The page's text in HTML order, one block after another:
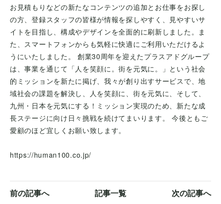
お見積もりなどの新たなコンテンツの追加とお仕事をお探し
の方、登録スタッフの皆様が情報を探しやすく、見やすいサ
イトを目指し、構成やデザインを全面的に刷新しました。ま
た、スマートフォンからも気軽に快適にご利用いただけるよ
うにいたしました。 創業30周年を迎えたプラスアドグループ
は、事業を通じて「人を笑顔に。街を元気に。」という社会
的ミッションを新たに掲げ、我々が創り出すサービスで、地
域社会の課題を解決し、人を笑顔に、街を元気に、そして、
九州・日本を元気にする！ミッション実現のため、新たな成
長ステージに向け日々挑戦を続けてまいります。 今後ともご
愛顧のほど宜しくお願い致します。
https://human100.co.jp/
前の記事へ 記事一覧 次の記事へ